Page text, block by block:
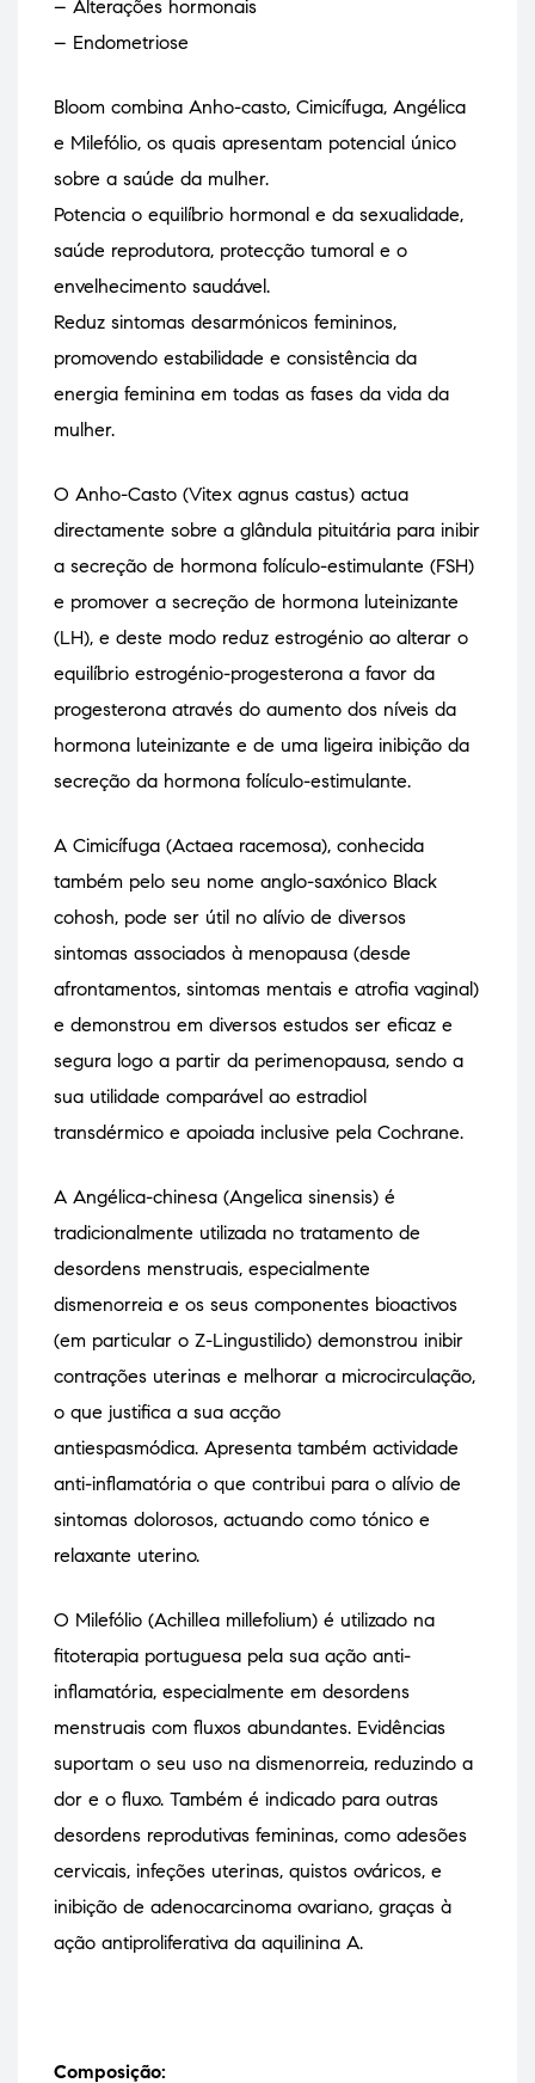
– Alterações hormonais
– Endometriose
Bloom combina Anho-casto, Cimicífuga, Angélica
e Milefólio, os quais apresentam potencial único
sobre a saúde da mulher.
Potencia o equilíbrio hormonal e da sexualidade,
saúde reprodutora, protecção tumoral e o
envelhecimento saudável.
Reduz sintomas desarmónicos femininos,
promovendo estabilidade e consistência da
energia feminina em todas as fases da vida da
mulher.
O Anho-Casto (Vitex agnus castus) actua
directamente sobre a glândula pituitária para inibir
a secreção de hormona folículo-estimulante (FSH)
e promover a secreção de hormona luteinizante
(LH), e deste modo reduz estrogénio ao alterar o
equilíbrio estrogénio-progesterona a favor da
progesterona através do aumento dos níveis da
hormona luteinizante e de uma ligeira inibição da
secreção da hormona folículo-estimulante.
A Cimicífuga (Actaea racemosa), conhecida
também pelo seu nome anglo-saxónico Black
cohosh, pode ser útil no alívio de diversos
sintomas associados à menopausa (desde
afrontamentos, sintomas mentais e atrofia vaginal)
e demonstrou em diversos estudos ser eficaz e
segura logo a partir da perimenopausa, sendo a
sua utilidade comparável ao estradiol
transdérmico e apoiada inclusive pela Cochrane.
A Angélica-chinesa (Angelica sinensis) é
tradicionalmente utilizada no tratamento de
desordens menstruais, especialmente
dismenorreia e os seus componentes bioactivos
(em particular o Z-Lingustilido) demonstrou inibir
contrações uterinas e melhorar a microcirculação,
o que justifica a sua acção
antiespasmódica. Apresenta também actividade
anti-inflamatória o que contribui para o alívio de
sintomas dolorosos, actuando como tónico e
relaxante uterino.
O Milefólio (Achillea millefolium) é utilizado na
fitoterapia portuguesa pela sua ação anti-
inflamatória, especialmente em desordens
menstruais com fluxos abundantes. Evidências
suportam o seu uso na dismenorreia, reduzindo a
dor e o fluxo. Também é indicado para outras
desordens reprodutivas femininas, como adesões
cervicais, infeções uterinas, quistos ováricos, e
inibição de adenocarcinoma ovariano, graças à
ação antiproliferativa da aquilinina A.
Composição: